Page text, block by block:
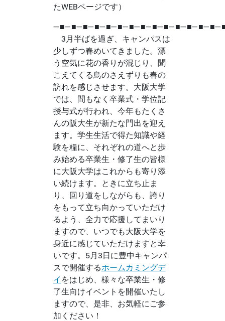
たWEBページです）
3月半ばを過ぎ、キャンパスは
少しずつ春めいてきました。漂
う空気に花の香りが混じり、聞
こえてくる鳥のさえずりも春の
訪れを感じさせます。大阪大学
では、間もなく卒業式・学位記
授与式が行われ、今年もたくさ
んの阪大生が新たな門出を迎え
ます。学生生活で得た知識や経
験を糧に、それぞれの道へと歩
み始める卒業生・修了生の皆様
に大阪大学はこれからも寄り添
い続けます。ときに立ち止ま
り、回り道をしながらも、誇り
をもって立ち向かっていただけ
るよう、全力で応援してまいり
ますので、いつでも大阪大学を
身近に感じていただけますと幸
いです。5月3日に豊中キャンパ
スで開催するホームカミングデ
イ をはじめ、様々な卒業生・修
了生向けイベントを開催いたし
ますので、是非、お気軽にご参
加ください！